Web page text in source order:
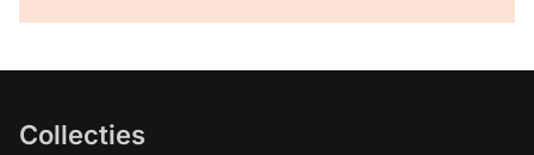
Collecties